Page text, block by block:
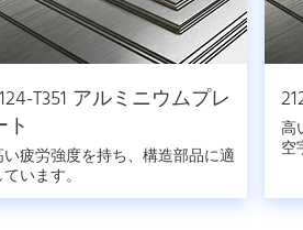
T351 アルミニウムプレ
ト
疲労強度を持ち、構造部品に適
ています。
高
空